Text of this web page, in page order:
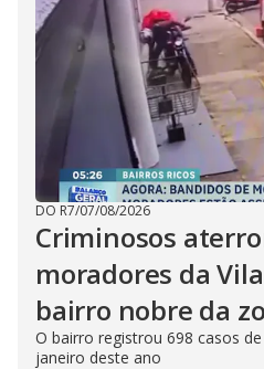
DO R7/07/08/2026
Criminosos
moradores da
bairro nobre da
O bairro registrou 698 casos
janeiro deste ano